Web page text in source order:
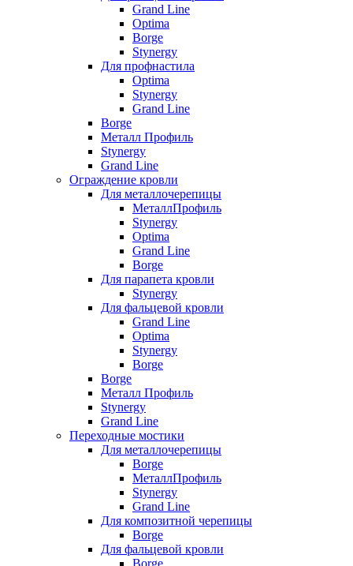
Grand Line
Optima
Borge
Stynergy
Для профнастила
Optima
Stynergy
Grand Line
Borge
Металл Профиль
Stynergy
Grand Line
Ограждение кровли
Для металлочерепицы
МеталлПрофиль
Stynergy
Optima
Grand Line
Borge
Для парапета кровли
Stynergy
Для фальцевой кровли
Grand Line
Optima
Stynergy
Borge
Borge
Металл Профиль
Stynergy
Grand Line
Переходные мостики
Для металлочерепицы
Borge
МеталлПрофиль
Stynergy
Grand Line
Для композитной черепицы
Borge
Для фальцевой кровли